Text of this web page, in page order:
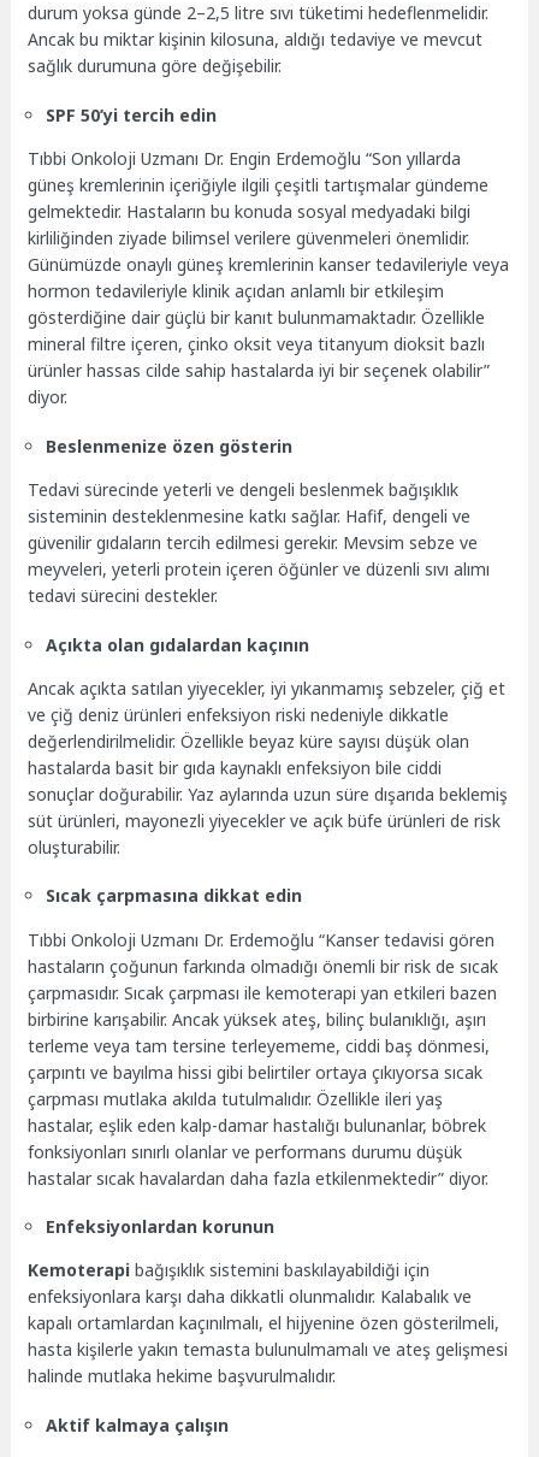
durum yoksa günde 2–2,5 litre sıvı tüketimi hedeflenmelidir.
Ancak bu miktar kişinin kilosuna, aldığı tedaviye ve mevcut
sağlık durumuna göre değişebilir.
SPF 50’yi tercih edin
Tıbbi Onkoloji Uzmanı Dr. Engin Erdemoğlu “Son yıllarda
güneş kremlerinin içeriğiyle ilgili çeşitli tartışmalar gündeme
gelmektedir. Hastaların bu konuda sosyal medyadaki bilgi
kirliliğinden ziyade bilimsel verilere güvenmeleri önemlidir.
Günümüzde onaylı güneş kremlerinin kanser tedavileriyle veya
hormon tedavileriyle klinik açıdan anlamlı bir etkileşim
gösterdiğine dair güçlü bir kanıt bulunmamaktadır. Özellikle
mineral filtre içeren, çinko oksit veya titanyum dioksit bazlı
ürünler hassas cilde sahip hastalarda iyi bir seçenek olabilir”
diyor.
Beslenmenize özen gösterin
Tedavi sürecinde yeterli ve dengeli beslenmek bağışıklık
sisteminin desteklenmesine katkı sağlar. Hafif, dengeli ve
güvenilir gıdaların tercih edilmesi gerekir. Mevsim sebze ve
meyveleri, yeterli protein içeren öğünler ve düzenli sıvı alımı
tedavi sürecini destekler.
Açıkta olan gıdalardan kaçının
Ancak açıkta satılan yiyecekler, iyi yıkanmamış sebzeler, çiğ et
ve çiğ deniz ürünleri enfeksiyon riski nedeniyle dikkatle
değerlendirilmelidir. Özellikle beyaz küre sayısı düşük olan
hastalarda basit bir gıda kaynaklı enfeksiyon bile ciddi
sonuçlar doğurabilir. Yaz aylarında uzun süre dışarıda beklemiş
süt ürünleri, mayonezli yiyecekler ve açık büfe ürünleri de risk
oluşturabilir.
Sıcak çarpmasına dikkat edin
Tıbbi Onkoloji Uzmanı Dr. Erdemoğlu “Kanser tedavisi gören
hastaların çoğunun farkında olmadığı önemli bir risk de sıcak
çarpmasıdır. Sıcak çarpması ile kemoterapi yan etkileri bazen
birbirine karışabilir. Ancak yüksek ateş, bilinç bulanıklığı, aşırı
terleme veya tam tersine terleyememe, ciddi baş dönmesi,
çarpıntı ve bayılma hissi gibi belirtiler ortaya çıkıyorsa sıcak
çarpması mutlaka akılda tutulmalıdır. Özellikle ileri yaş
hastalar, eşlik eden kalp-damar hastalığı bulunanlar, böbrek
fonksiyonları sınırlı olanlar ve performans durumu düşük
hastalar sıcak havalardan daha fazla etkilenmektedir” diyor.
Enfeksiyonlardan korunun
Kemoterapibağışıklık sistemini baskılayabildiği için
enfeksiyonlara karşı daha dikkatli olunmalıdır. Kalabalık ve
kapalı ortamlardan kaçınılmalı, el hijyenine özen gösterilmeli,
hasta kişilerle yakın temasta bulunulmamalı ve ateş gelişmesi
halinde mutlaka hekime başvurulmalıdır.
Aktif kalmaya çalışın